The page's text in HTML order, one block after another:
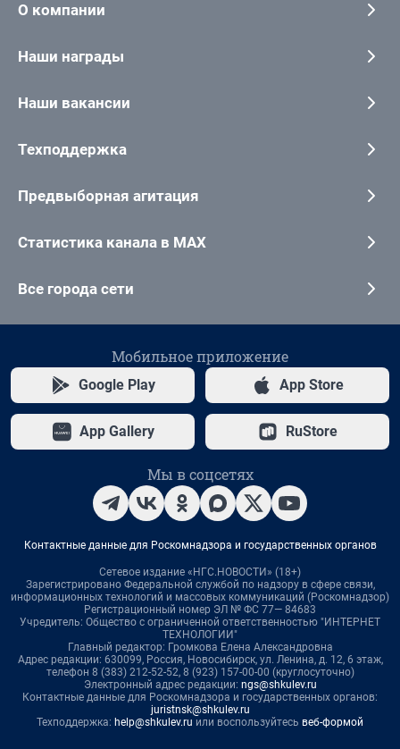
О компании
Наши награды
Наши вакансии
Техподдержка
Предвыборная агитация
Статистика канала в MAX
Все города сети
Мобильное приложение
Google Play App Store
App Gallery RuStore
Мы в соцсетях
Контактные данные для Роскомнадзора и государственных органов
Сетевое издание «НГС.НОВОСТИ» (18+)
Зарегистрировано Федеральной службой по надзору в сфере связи,
информационных технологий и массовых коммуникаций (Роскомнадзор)
Регистрационный номер ЭЛ № ФС 77— 84683
Учредитель: Общество с ограниченной ответственностью "ИНТЕРНЕТ
ТЕХНОЛОГИИ"
Главный редактор: Громкова Елена Александровна
Адрес редакции: 630099, Россия, Новосибирск, ул. Ленина, д. 12, 6 этаж,
телефон 8 (383) 212-52-52, 8 (923) 157-00-00 (круглосуточно)
Электронный адрес редакции: ngs@shkulev.ru
Контактные данные для Роскомнадзора и государственных органов:
juristnsk@shkulev.ru
Техподдержка: help@shkulev.ru или воспользуйтесь веб-формой